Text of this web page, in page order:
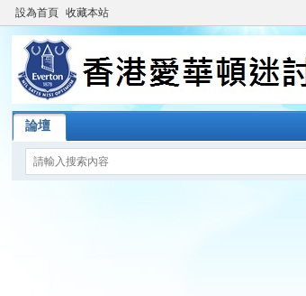
設為首頁 收藏本站
論壇